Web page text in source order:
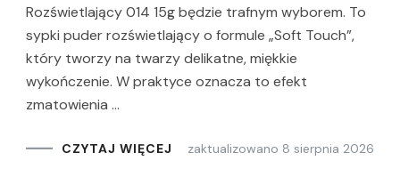
Rozświetlający 014 15g będzie trafnym wyborem. To
sypki puder rozświetlający o formule „Soft Touch”,
który tworzy na twarzy delikatne, miękkie
wykończenie. W praktyce oznacza to efekt
zmatowienia …
CZYTAJ WIĘCEJ zaktualizowano 8 sierpnia 2026